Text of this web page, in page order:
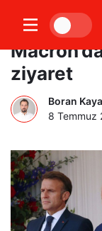
Fransa
ziyaret
Boran
8 Temmuz